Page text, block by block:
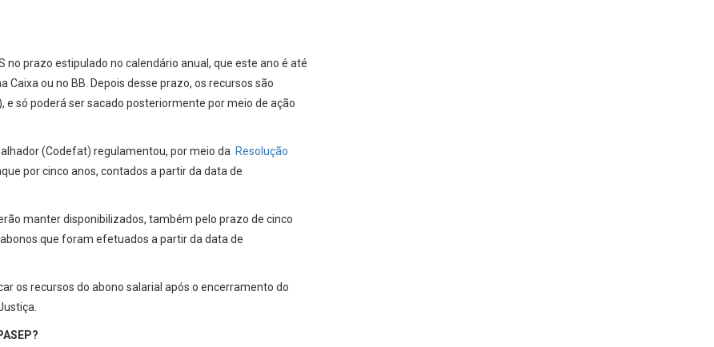
no prazo estipulado no calendário anual, que este ano é até
ou no BB. Depois desse prazo, os recursos são
e só poderá ser sacado posteriormente por meio de ação
(Codefat) regulamentou, por meio da Resolução
por cinco anos, contados a partir da data de
manter disponibilizados, também pelo prazo de cinco
que foram efetuados a partir da data de
os recursos do abono salarial após o encerramento do